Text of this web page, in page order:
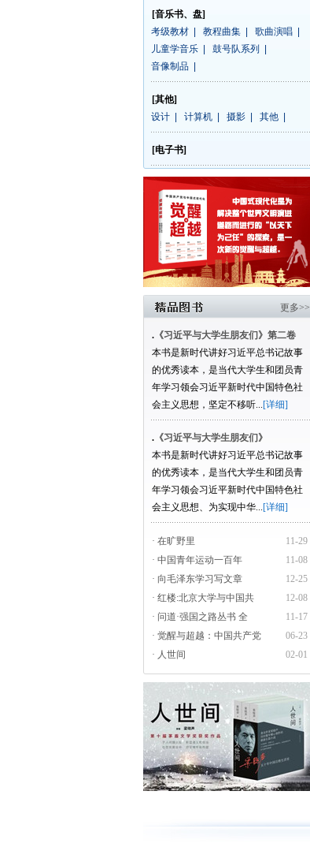
[音乐书、盘]
考级教材
教程曲集 歌曲演唱
儿童学音乐
鼓号队系列
音像制品
[其他]
设计
计算机 摄影 其他
[电子书]
更多>>
. 《习近平与大学生朋友们》第二卷
本书是新时代讲好习近平总书记故事
的优秀读本，是当代大学生和团员青
年学习领会习近平新时代中国特色社
会主义思想，坚定不移听...[详细]
. 《习近平与大学生朋友们》
本书是新时代讲好习近平总书记故事
的优秀读本，是当代大学生和团员青
年学习领会习近平新时代中国特色社
会主义思想、为实现中华...[详细]
11-29
· 在旷野里
11-08
· 中国青年运动一百年
12-25
· 向毛泽东学习写文章
12-08
· 红楼:北京大学与中国共
11-17
· 问道·强国之路丛书 全
06-23
· 觉醒与超越：中国共产党
02-01
· 人世间